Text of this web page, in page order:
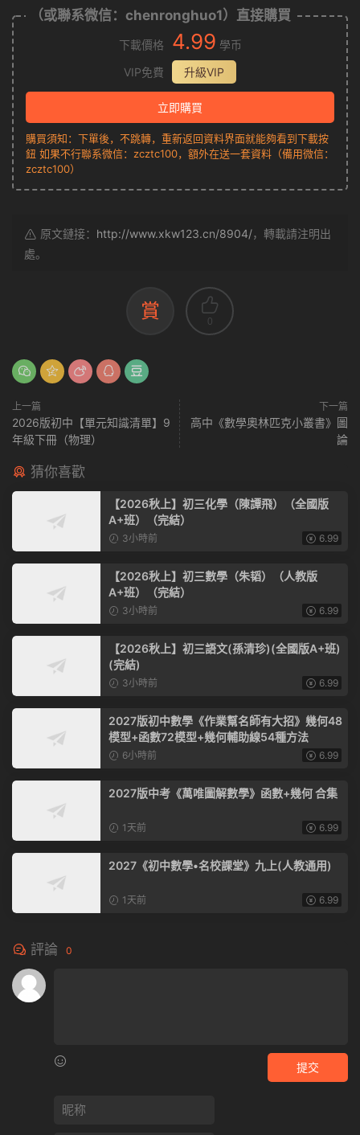
（或聯系微信：chenronghuo1）直接購買
下載價格 4.99 學币
VIP免費
升級VIP
立即購買
購買須知：下單後，不跳轉，重新返回資料界面就能夠看到下載按
鈕 如果不行聯系微信：zcztc100，額外在送一套資料（備用微信：
zcztc100）
原文鏈接： http://www.xkw123.cn/8904/，轉載請注明出
處。
賞 0
上一篇
2026版初中【單元知識清單】9
年級下冊（物理）
下一篇
高中《數學奧林匹克小叢書》圖
論
猜你喜歡
【2026秋上】初三化學（陳譚飛）（全國版
A+班）（完結）
3小時前 6.99
【2026秋上】初三數學（朱韬）（人教版
A+班）（完結）
3小時前 6.99
【2026秋上】初三語文(孫清珍)(全國版A+班)
(完結)
3小時前 6.99
2027版初中數學《作業幫名師有大招》幾何48
模型+函數72模型+幾何輔助線54種方法
6小時前 6.99
2027版中考《萬唯圖解數學》函數+幾何 合集
1天前 6.99
2027《初中數學•名校課堂》九上(人教通用)
1天前 6.99
評論 0
提交